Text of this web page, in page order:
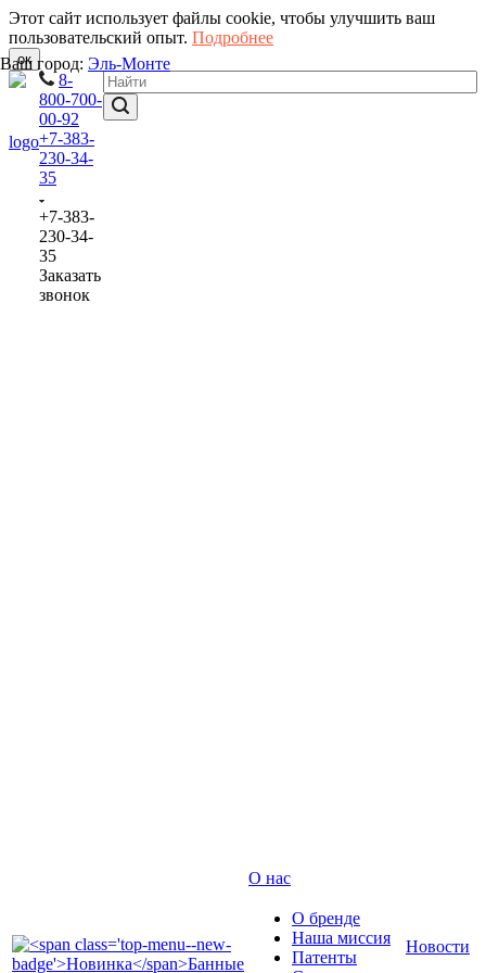
Этот сайт использует файлы cookie, чтобы улучшить ваш
пользовательский опыт. Подробнее
ок
8-
800-700-
00-92
+7-383-
230-34-
35
+7-383-
230-34-
35
Заказать
звонок
Ваш город: Эль-Монте
О нас
О бренде
Наша миссия
Патенты
Новости